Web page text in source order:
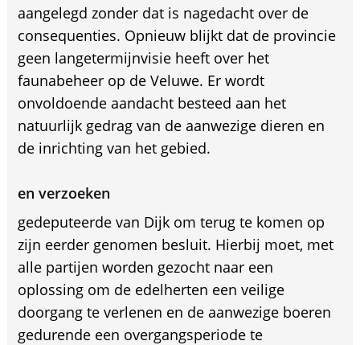
aangelegd zonder dat is nagedacht over de
consequenties. Opnieuw blijkt dat de provincie
geen langetermijnvisie heeft over het
faunabeheer op de Veluwe. Er wordt
onvoldoende aandacht besteed aan het
natuurlijk gedrag van de aanwezige dieren en
de inrichting van het gebied.
en verzoeken
gedeputeerde van Dijk om terug te komen op
zijn eerder genomen besluit. Hierbij moet, met
alle partijen worden gezocht naar een
oplossing om de edelherten een veilige
doorgang te verlenen en de aanwezige boeren
gedurende een overgangsperiode te